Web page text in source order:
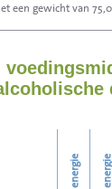
een gewicht van
energie